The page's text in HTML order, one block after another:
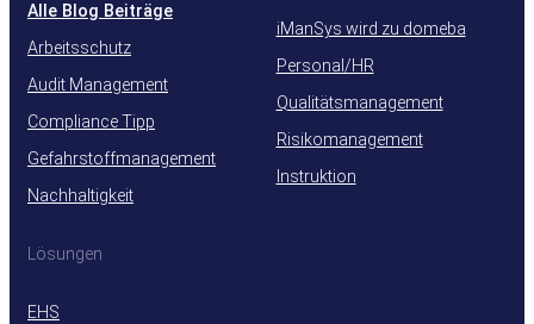
Alle Blog Beiträge
Arbeitsschutz
Audit Management
Compliance Tipp
Gefahrstoffmanagement
Nachhaltigkeit
iManSys wird zu domeba
Personal/HR
Qualitätsmanagement
Risikomanagement
Instruktion
Lösungen
EHS